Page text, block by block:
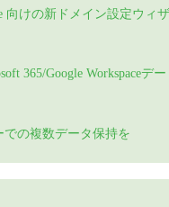
向けの新ドメイン設定ウィザ
365/Google Workspaceデー
の複数データ保持を